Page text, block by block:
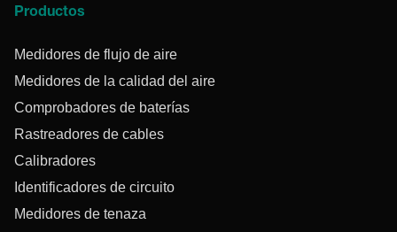
Productos
Medidores de flujo de aire
Medidores de la calidad del aire
Comprobadores de baterías
Rastreadores de cables
Calibradores
Identificadores de circuito
Medidores de tenaza